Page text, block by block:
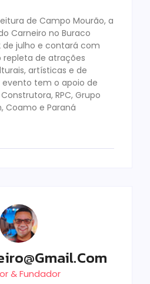
de Campo Mourão, a
Carneiro no Buraco
de julho e contará com
de atrações
artísticas e de
tem o apoio de
RPC, Grupo
Coamo e Paraná
& Fundador